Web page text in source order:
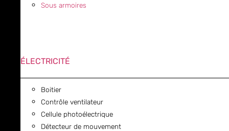
Sous armoires
ÉLECTRICITÉ
Boitier
Contrôle ventilateur
Cellule photoélectrique
Détecteur de mouvement